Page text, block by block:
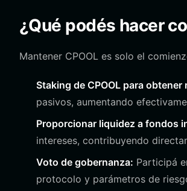
¿Qué podés hacer
Mantener CPOOL es solo el
Staking de CPOOL para obtener
pasivos, aumentando
Proporcionar liquidez a fondos
intereses, contribuyendo
Voto de gobernanza: Participá
protocolo y parámetros de